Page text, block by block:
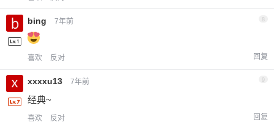
bing 7年前
喜欢 反对 回复
xxxxu13 7年前 9
经典~
喜欢 反对 回复